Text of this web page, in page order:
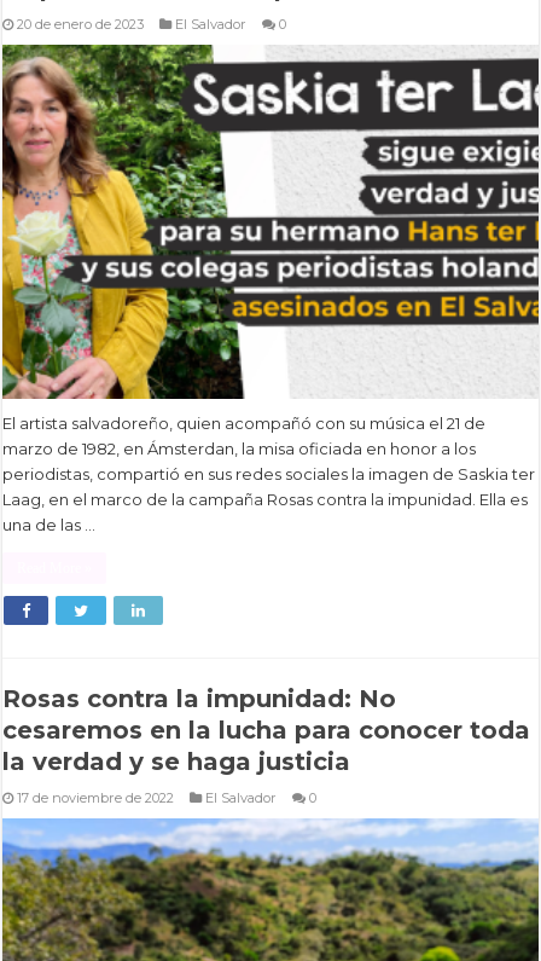
20 de enero de 2023 El Salvador 0
El artista salvadoreño, quien acompañó con su música el 21 de
marzo de 1982, en Ámsterdan, la misa oficiada en honor a los
periodistas, compartió en sus redes sociales la imagen de Saskia ter
Laag, en el marco de la campaña Rosas contra la impunidad. Ella es
una de las …
Rosas contra la impunidad: No
cesaremos en la lucha para conocer toda
la verdad y se haga justicia
17 de noviembre de 2022 El Salvador 0